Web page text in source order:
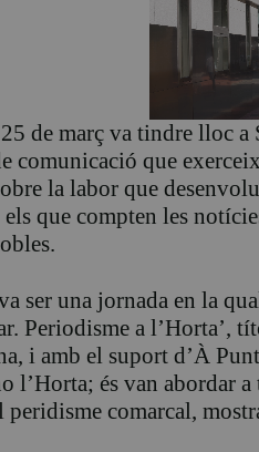
de març va tindre lloc
comunicació que
la labor que
que compten les
ser una jornada en la
Periodisme a l’Horta’,
i amb el suport d’À
l’Horta; és van abordar a
peridisme comarcal,